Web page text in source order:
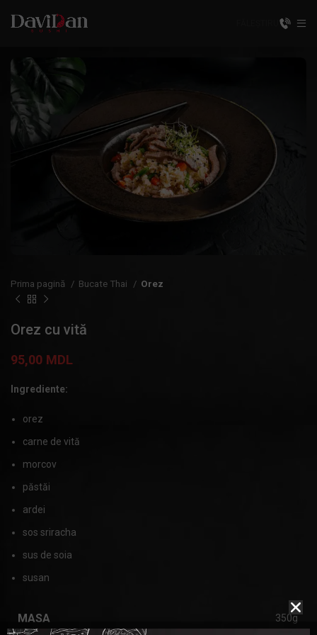
Prima pagină Bucate Thai Orez
Orez cu vită
95,00 MDL
Ingrediente:
orez
carne de vită
morcov
păstăi
ardei
sos sriracha
sus de soia
susan
MASA 350g